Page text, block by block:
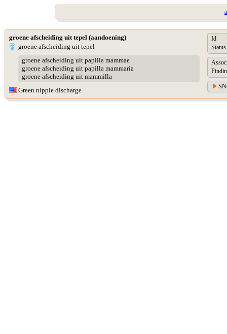
groene afscheiding uit tepel (aandoening)
groene afscheiding uit tepel
groene afscheiding uit papilla mammae
groene afscheiding uit papilla mammaria
groene afscheiding uit mammilla
Green nipple discharge
Id
Status